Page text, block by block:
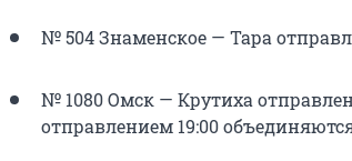
№ 504 Знаменское — Тара
№ 1080 Омск — Крутиха
отправлением 19:00